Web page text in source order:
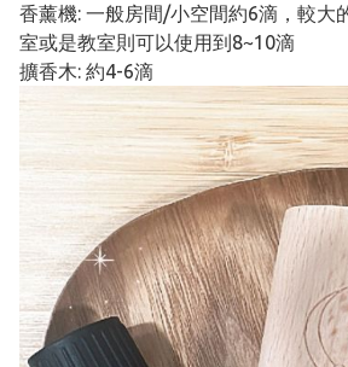
香薰機: 一般房間/小空間約6滴，較大
室或是教室則可以使用到8~10滴
擴香木: 約4-6滴